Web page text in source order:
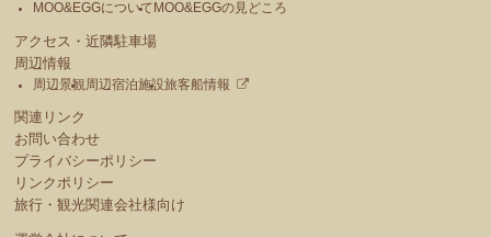
MOO&EGGについて MOO&EGGの見どころ
アクセス・近隣駐車場
周辺情報
周辺景観 周辺宿泊施設旅客船情報
関連リンク
お問い合わせ
プライバシーポリシー
リンクポリシー
旅行・観光関連会社様向け